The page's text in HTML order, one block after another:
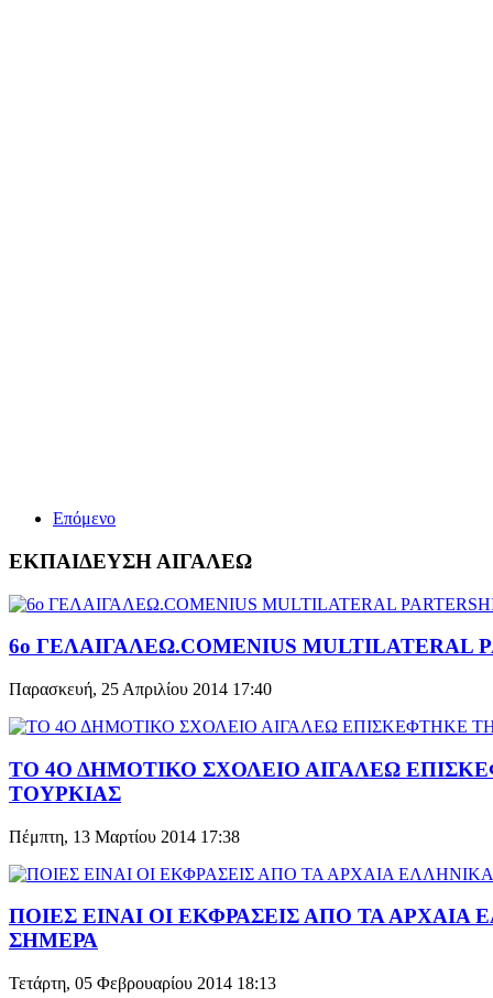
Επόμενο
ΕΚΠΑΙΔΕΥΣΗ ΑΙΓΑΛΕΩ
6o ΓΕΛΑΙΓΑΛΕΩ.COMENIUS MULTILATERAL
Παρασκευή, 25 Απριλίου 2014 17:40
ΤΟ 4Ο ΔΗΜΟΤΙΚΟ ΣΧΟΛΕΙΟ ΑΙΓΑΛΕΩ
ΤΟΥΡΚΙΑΣ
Πέμπτη, 13 Μαρτίου 2014 17:38
ΠΟΙΕΣ ΕΙΝΑΙ ΟΙ ΕΚΦΡΑΣΕΙΣ ΑΠΟ ΤΑ
ΣΗΜΕΡΑ
Τετάρτη, 05 Φεβρουαρίου 2014 18:13